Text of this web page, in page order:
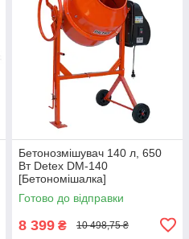
Бетонозмішувач 140 л, 650
Вт Detex DM-140
[Бетономішалка]
Готово до відправки
8 399 ₴ 10 498,75 ₴